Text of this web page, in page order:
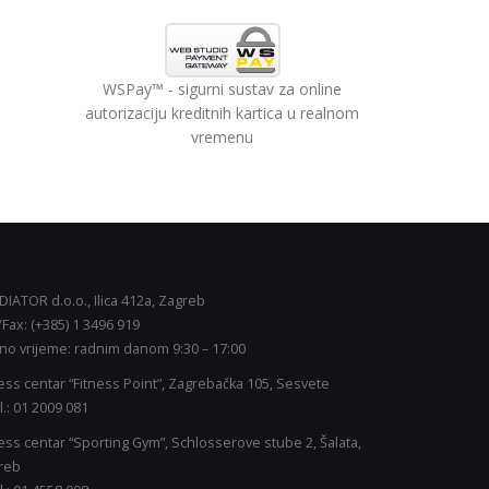
WSPay™ - sigurni sustav za online
autorizaciju kreditnih kartica u realnom
vremenu
d.o.o., Ilica 412a, Zagreb
(+385) 1 3496 919
vrijeme: radnim danom 9:30 – 17:00
centar “Fitness Point”, Zagrebačka 105, Sesvete
01 2009 081
centar “Sporting Gym”, Schlosserove stube 2, Šalata,